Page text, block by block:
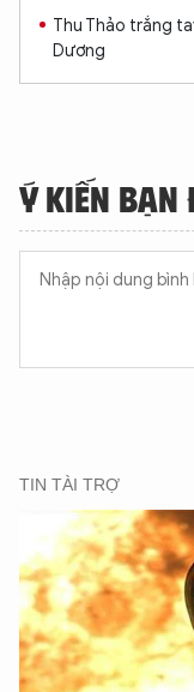
Thu Thảo trắng
Dương
Ý KIẾN BẠN
XIN
TÔI